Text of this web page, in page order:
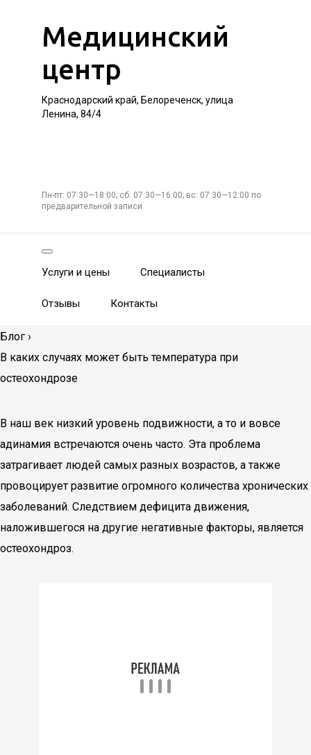
Медицинский
центр
Краснодарский край, Белореченск, улица
Ленина, 84/4
Пн-пт: 07:30—18:00; сб: 07:30—16:00; вс: 07:30—12:00 по
предварительной записи
Услуги и цены Специалисты
Отзывы Контакты
Блог ›
В каких случаях может быть температура при
остеохондрозе
В наш век низкий уровень подвижности, а то и вовсе
адинамия встречаются очень часто. Эта проблема
затрагивает людей самых разных возрастов, а также
провоцирует развитие огромного количества хронических
заболеваний. Следствием дефицита движения,
наложившегося на другие негативные факторы, является
остеохондроз.